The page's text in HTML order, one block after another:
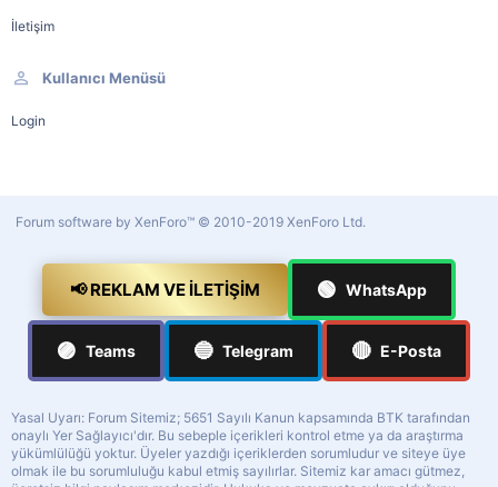
İletişim
Kullanıcı Menüsü
Login
Forum software by XenForo™ © 2010-2019 XenForo Ltd.
📢 REKLAM VE İLETIŞIM 🟢 WhatsApp
🟣 Teams 🔵 Telegram 🔴 E-Posta
Yasal Uyarı: Forum Sitemiz; 5651 Sayılı Kanun kapsamında BTK tarafından
onaylı Yer Sağlayıcı'dır. Bu sebeple içerikleri kontrol etme ya da araştırma
yükümlülüğü yoktur. Üyeler yazdığı içeriklerden sorumludur ve siteye üye
olmak ile bu sorumluluğu kabul etmiş sayılırlar. Sitemiz kar amacı gütmez,